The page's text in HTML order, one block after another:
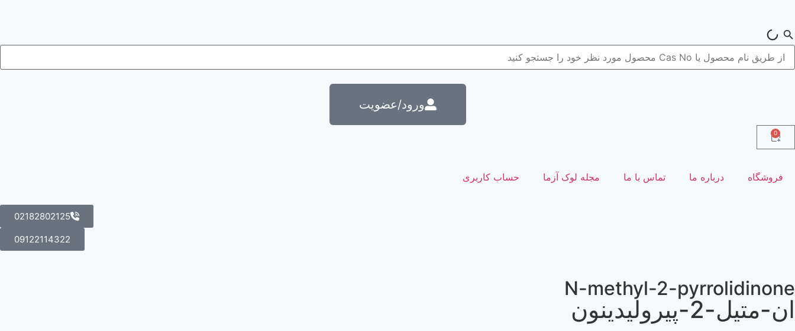
ورود/عضویت
0
فروشگاه درباره ما تماس با ما مجله لوک آزما حساب کاربری
02182802125
09122114322
N-methyl-2-pyrrolidinone
ان-متیل-2-پیرولیدینون